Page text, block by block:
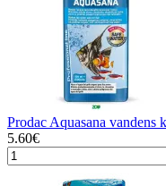
Prodac Aquasana
5.60€